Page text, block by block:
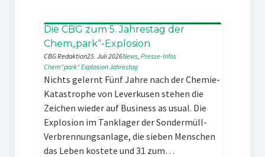
Die CBG zum 5. Jahrestag der
Chem„park“-Explosion
CBG Redaktion25. Juli 2026News, Presse-Infos
Chem“park“ExplosionJahrestag
Nichts gelernt Fünf Jahre nach der Chemie-
Katastrophe von Leverkusen stehen die
Zeichen wieder auf Business as usual. Die
Explosion im Tanklager der Sondermüll-
Verbrennungsanlage, die sieben Menschen
das Leben kostete und 31 zum…